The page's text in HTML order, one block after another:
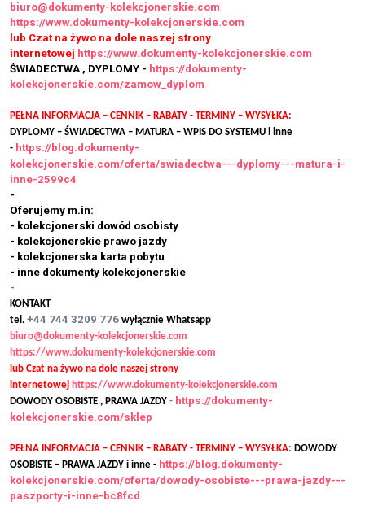
biuro@dokumenty-kolekcjonerskie.com
https://www.dokumenty-kolekcjonerskie.com
lub Czat na żywo na dole naszej strony
internetowej https://www.dokumenty-kolekcjonerskie.com
ŚWIADECTWA , DYPLOMY - https://dokumenty-
kolekcjonerskie.com/zamow_dyplom
PEŁNA INFORMACJA – CENNIK – RABATY - TERMINY – WYSYŁKA:
DYPLOMY – ŚWIADECTWA – MATURA – WPIS DO SYSTEMU i inne
- https://blog.dokumenty-
kolekcjonerskie.com/oferta/swiadectwa---dyplomy---matura-i-
inne-2599c4
-
Oferujemy m.in:
- kolekcjonerski dowód osobisty
- kolekcjonerskie prawo jazdy
- kolekcjonerska karta pobytu
- inne dokumenty kolekcjonerskie
-
KONTAKT
tel. +44 744 3209 776 wyłącznie Whatsapp
biuro@dokumenty-kolekcjonerskie.com
https://www.dokumenty-kolekcjonerskie.com
lub Czat na żywo na dole naszej strony
internetowej https://www.dokumenty-kolekcjonerskie.com
DOWODY OSOBISTE , PRAWA JAZDY - https://dokumenty-
kolekcjonerskie.com/sklep
PEŁNA INFORMACJA – CENNIK – RABATY - TERMINY – WYSYŁKA: DOWODY
OSOBISTE – PRAWA JAZDY i inne - https://blog.dokumenty-
kolekcjonerskie.com/oferta/dowody-osobiste---prawa-jazdy---
paszporty-i-inne-bc8fcd